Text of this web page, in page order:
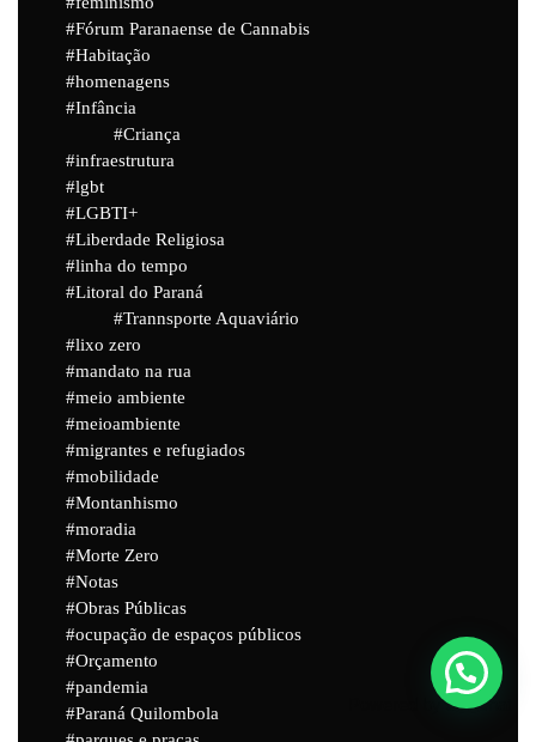
Fórum Paranaense de Cannabis
Habitação
homenagens
Infância
Criança
infraestrutura
lgbt
LGBTI+
Liberdade Religiosa
linha do tempo
Litoral do Paraná
Trannsporte Aquaviário
lixo zero
mandato na rua
meio ambiente
meioambiente
migrantes e refugiados
mobilidade
Montanhismo
moradia
Morte Zero
Notas
Obras Públicas
ocupação de espaços públicos
Orçamento
pandemia
Paraná Quilombola
Powered byJoinchat